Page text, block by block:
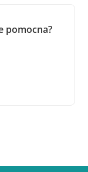
pomocna?